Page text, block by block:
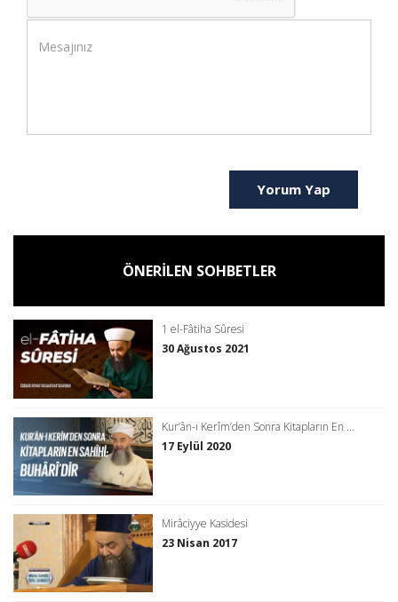
Yorum Yap
ÖNERİLEN SOHBETLER
1 el-Fâtiha Sûresi
30 Ağustos 2021
Kur’ân-ı Kerîm’den Sonra Kitapların En ...
17 Eylül 2020
Mirâciyye Kasidesi
23 Nisan 2017